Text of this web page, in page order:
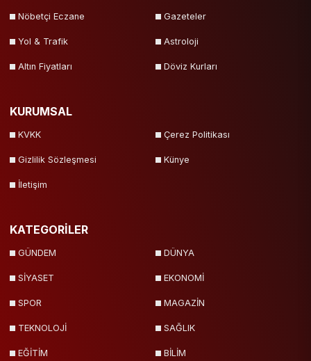
Nöbetçi Eczane Gazeteler
Yol & Trafik Astroloji
Altın Fiyatları Döviz Kurları
KURUMSAL
KVKK Çerez Politikası
Gizlilik Sözleşmesi Künye
İletişim
KATEGORİLER
GÜNDEM DÜNYA
SİYASET EKONOMİ
SPOR MAGAZİN
TEKNOLOJİ SAĞLIK
EĞİTİM BİLİM